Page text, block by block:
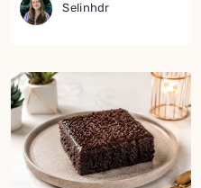
Selinhdr